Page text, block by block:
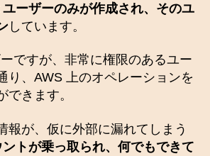
ーザーのみが作成され、そのユ
しています。
ですが、非常に権限のあるユー
り、AWS 上のオペレーションを
できます。
報が、仮に外部に漏れてしまう
トが乗っ取られ、何でもできて